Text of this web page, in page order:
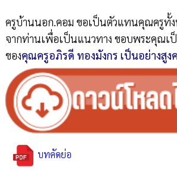
ครูบ้านนอก.คอม ขอเป็นตัวแทนคุณครูทั้
จากท่านเพื่อเป็นแนวทาง ขอบพระคุณเป็
ของคุณครูอภิรดี ทองมังกร เป็นอย่างสูง
บทคัดย่อ